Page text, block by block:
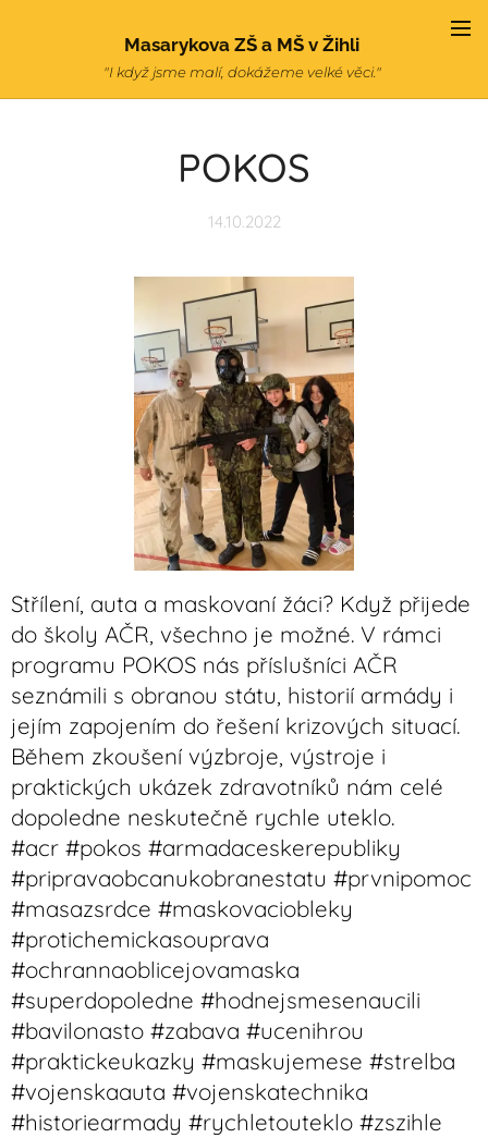
Masarykova ZŠ a MŠ v Žihli
"I když jsme malí, dokážeme velké věci."
POKOS
14.10.2022
Střílení, auta a maskovaní žáci? Když přijede
do školy AČR, všechno je možné. V rámci
programu POKOS nás příslušníci AČR
seznámili s obranou státu, historií armády i
jejím zapojením do řešení krizových situací.
Během zkoušení výzbroje, výstroje i
praktických ukázek zdravotníků nám celé
dopoledne neskutečně rychle uteklo.
#acr #pokos #armadaceskerepubliky
#pripravaobcanukobranestatu #prvnipomoc
#masazsrdce #maskovaciobleky
#protichemickasouprava
#ochrannaoblicejovamaska
#superdopoledne #hodnejsmesenaucili
#bavilonasto #zabava #ucenihrou
#praktickeukazky #maskujemese #strelba
#vojenskaauta #vojenskatechnika
#historiearmady #rychletouteklo #zszihle